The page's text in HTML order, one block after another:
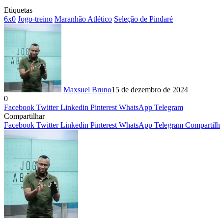
Etiquetas
6x0 Jogo-treino Maranhão Atlético Seleção de Pindaré
Maxsuel Bruno15 de dezembro de 2024
0
Facebook Twitter Linkedin Pinterest WhatsApp Telegram
Compartilhar
Facebook Twitter Linkedin Pinterest WhatsApp Telegram